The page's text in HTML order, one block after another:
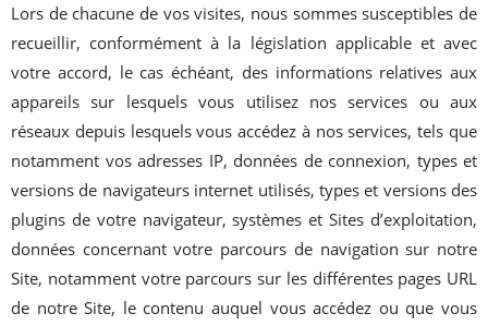
Lors de chacune de vos visites, nous sommes susceptibles de
recueillir, conformément à la législation applicable et avec
votre accord, le cas échéant, des informations relatives aux
appareils sur lesquels vous utilisez nos services ou aux
réseaux depuis lesquels vous accédez à nos services, tels que
notamment vos adresses IP, données de connexion, types et
versions de navigateurs internet utilisés, types et versions des
plugins de votre navigateur, systèmes et Sites d’exploitation,
données concernant votre parcours de navigation sur notre
Site, notamment votre parcours sur les différentes pages URL
de notre Site, le contenu auquel vous accédez ou que vous